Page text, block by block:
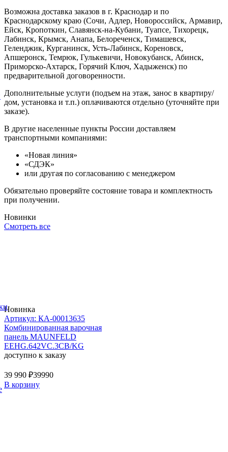
Возможна доставка заказов в г. Краснодар и по
Краснодарскому краю (Сочи, Адлер, Новороссийск, Армавир,
Ейск, Кропоткин, Славянск-на-Кубани, Туапсе, Тихорецк,
Лабинск, Крымск, Анапа, Белореченск, Тимашевск,
Геленджик, Курганинск, Усть-Лабинск, Кореновск,
Апшеронск, Темрюк, Гулькевичи, Новокубанск, Абинск,
Приморско-Ахтарск, Горячий Ключ, Хадыженск) по
предварительной договоренности.
Дополнительные услуги (подъем на этаж, занос в квартиру/
дом, установка и т.п.) оплачиваются отдельно (уточняйте при
заказе).
В другие населенные пункты России доставляем
транспортными компаниями:
«Новая линия»
«СДЭК»
или другая по согласованию с менеджером
Обязательно проверяйте состояние товара и комплектность
при получении.
Новинки
Смотреть все
Новинка
Артикул: КА-00013635
Комбинированная варочная
панель MAUNFELD
EEHG.642VC.3CB/KG
доступно к заказу
39 990 ₽39990
В корзину